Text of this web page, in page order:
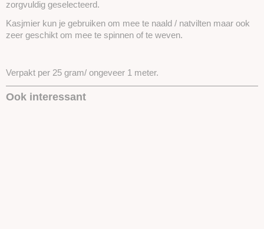
zorgvuldig geselecteerd.
Kasjmier kun je gebruiken om mee te naald / natvilten maar ook
zeer geschikt om mee te spinnen of te weven.
Verpakt per 25 gram/ ongeveer 1 meter.
Ook interessant